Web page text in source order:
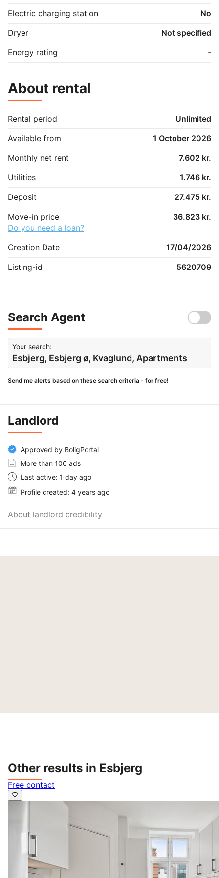
**If you do not understand Danish, you are welcome
to call us for assistance in English with your waiting
list registration.**
Electric charging station
No
Dryer
Not specified
Energy rating
-
About rental
Rental period
Unlimited
Available from
1 October 2026
Monthly net rent
7.602 kr.
Utilities
1.746 kr.
Deposit
27.475 kr.
Move-in price
36.823 kr.
Do you need a loan?
Creation Date
17/04/2026
Listing-id
5620709
Search Agent
Your search:
Esbjerg, Esbjerg ø, Kvaglund, Apartments
Send me alerts based on these search criteria - for free!
Landlord
Approved by BoligPortal
More than 100 ads
Last active: 1 day ago
Profile created: 4 years ago
About landlord credibility
Other results in Esbjerg
Free contact